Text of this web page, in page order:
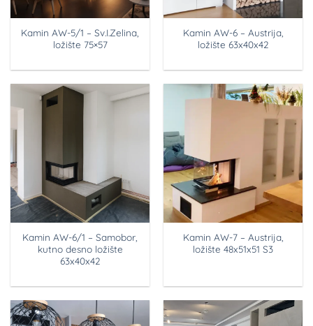
Kamin AW-5/1 – Sv.I.Zelina,
ložište 75×57
Kamin AW-6 – Austrija,
ložište 63x40x42
Kamin AW-6/1 – Samobor,
kutno desno ložište
63x40x42
Kamin AW-7 – Austrija,
ložište 48x51x51 S3